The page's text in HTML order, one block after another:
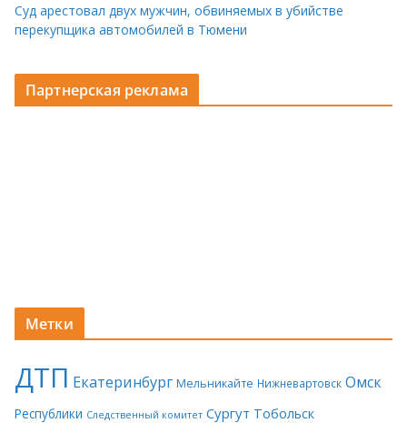
Суд арестовал двух мужчин, обвиняемых в убийстве
перекупщика автомобилей в Тюмени
Партнерская реклама
Метки
ДТП Екатеринбург Мельникайте Нижневартовск Омск
Республики Следственный комитет Сургут Тобольск